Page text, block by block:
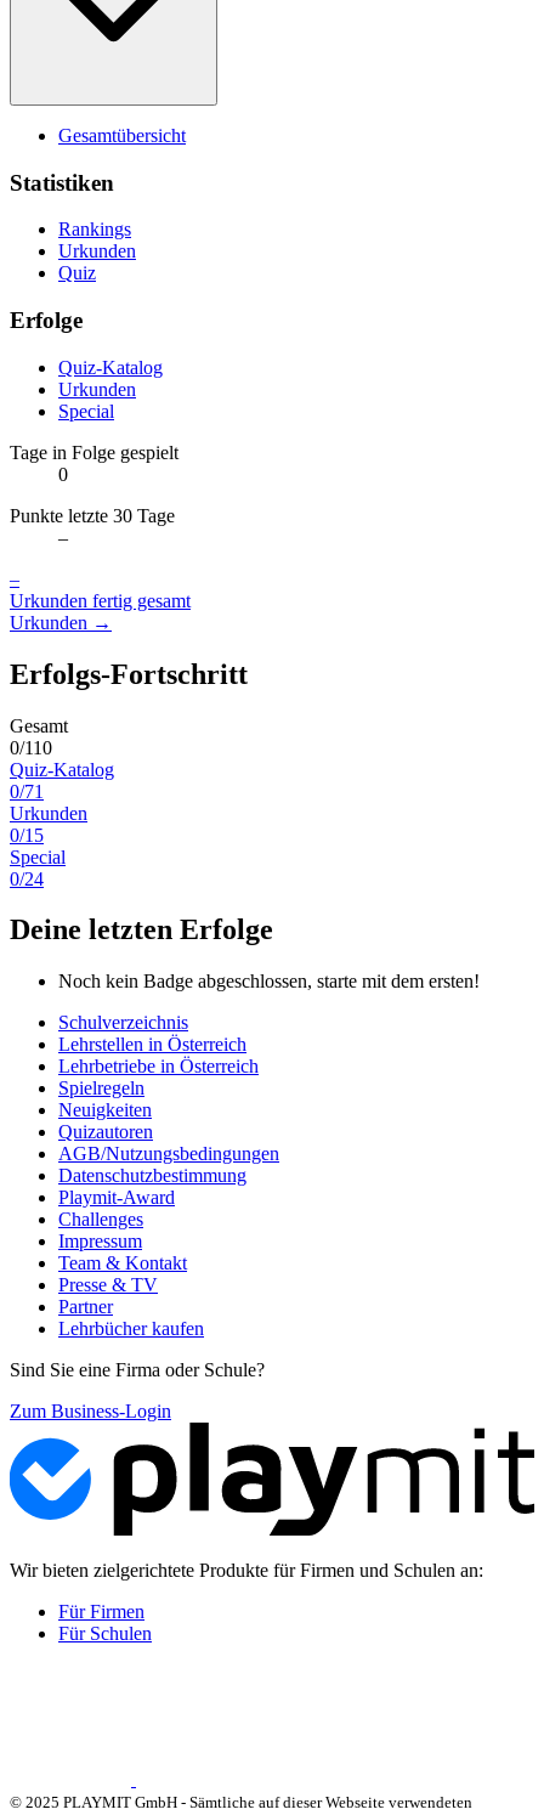
Gesamtübersicht
Statistiken
Rankings
Urkunden
Quiz
Erfolge
Quiz-Katalog
Urkunden
Special
Tage in Folge gespielt
0
Punkte letzte 30 Tage
–
–
Urkunden fertig gesamt
Urkunden →
Erfolgs-Fortschritt
Gesamt
0/110
Quiz-Katalog
0/71
Urkunden
0/15
Special
0/24
Deine letzten Erfolge
Noch kein Badge abgeschlossen, starte mit dem ersten!
Schulverzeichnis
Lehrstellen in Österreich
Lehrbetriebe in Österreich
Spielregeln
Neuigkeiten
Quizautoren
AGB/Nutzungsbedingungen
Datenschutzbestimmung
Playmit-Award
Challenges
Impressum
Team & Kontakt
Presse & TV
Partner
Lehrbücher kaufen
Sind Sie eine Firma oder Schule?
Zum Business-Login
Wir bieten zielgerichtete Produkte für Firmen und Schulen an:
Für Firmen
Für Schulen
© 2025 PLAYMIT GmbH - Sämtliche auf dieser Webseite verwendeten